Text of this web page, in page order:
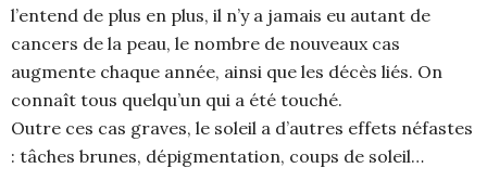
l’entend de plus en plus, il n’y a jamais eu autant de
cancers de la peau, le nombre de nouveaux cas
augmente chaque année, ainsi que les décès liés. On
connaît tous quelqu’un qui a été touché.
Outre ces cas graves, le soleil a d’autres effets néfastes
: tâches brunes, dépigmentation, coups de soleil…